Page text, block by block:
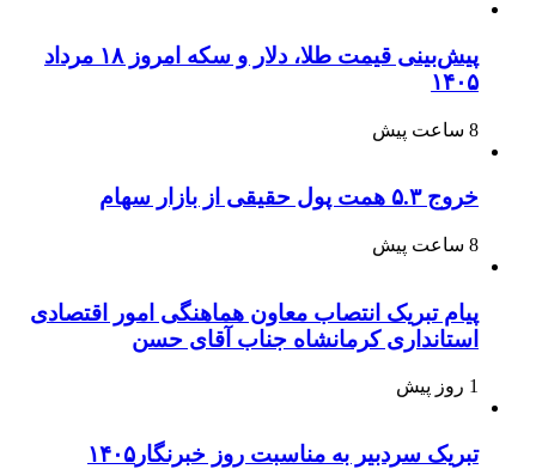
پیش‌بینی قیمت طلا، دلار و سکه امروز ۱۸ مرداد
۱۴۰۵
8 ساعت پیش
خروج ۵.۳ همت پول حقیقی از بازار سهام
8 ساعت پیش
پیام تبریک انتصاب معاون هماهنگی امور اقتصادی
استانداری کرمانشاه جناب آقای حسن
1 روز پیش
تبریک سردبیر به مناسبت روز خبرنگار۱۴۰۵